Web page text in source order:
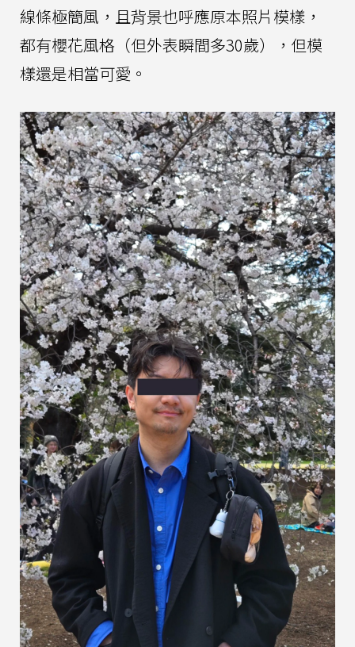
線條極簡風，且背景也呼應原本照片模樣，
都有櫻花風格（但外表瞬間多30歲），但模
樣還是相當可愛。